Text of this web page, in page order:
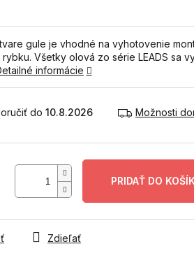
10.8.2026 Možnosti
PRIDAŤ DO
gule je vhodné na vyhotovenie
Všetky olová zo série LEADS sa
informácie
Zdieľať